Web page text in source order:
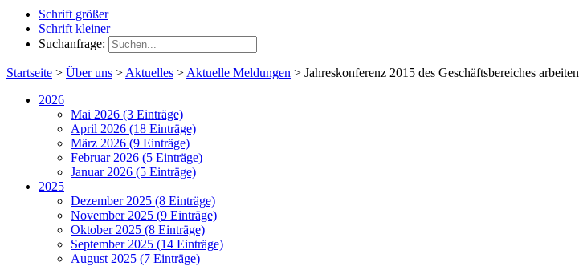
Schrift größer
Schrift kleiner
Suchanfrage:
Startseite > Über uns > Aktuelles > Aktuelle Meldungen > Jahreskonferenz 2015 des Geschäftsbereiches arbeiten
2026
Mai 2026 (3 Einträge)
April 2026 (18 Einträge)
März 2026 (9 Einträge)
Februar 2026 (5 Einträge)
Januar 2026 (5 Einträge)
2025
Dezember 2025 (8 Einträge)
November 2025 (9 Einträge)
Oktober 2025 (8 Einträge)
September 2025 (14 Einträge)
August 2025 (7 Einträge)